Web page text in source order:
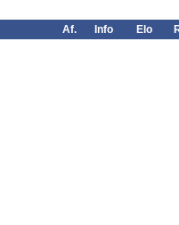
Af. Info Elo